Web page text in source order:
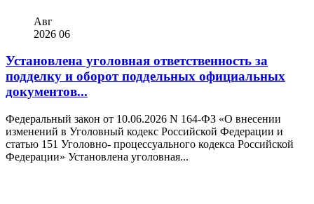
Авг
2026 06
Установлена уголовная ответственность за
подделку и оборот поддельных официальных
документов...
Федеральный закон от 10.06.2026 N 164-ФЗ «О внесении
изменений в Уголовный кодекс Российской Федерации и
статью 151 Уголовно- процессуального кодекса Российской
Федерации» Установлена уголовная...